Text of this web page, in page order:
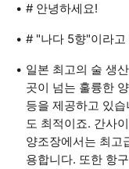
# 안녕하세요!
# "나다 5향"이라고
일본 최고의 술 생
곳이 넘는 훌륭한
등을 제공하고 있
도 최적이죠. 간사
양조장에서는 최고
용합니다. 또한 항